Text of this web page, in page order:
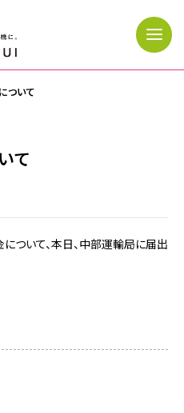
ついて
て
ついて、本日、中部運輸局に届出